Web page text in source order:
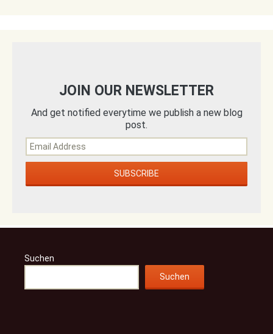
JOIN OUR NEWSLETTER
And get notified everytime we publish a new blog
post.
Suchen
Suchen